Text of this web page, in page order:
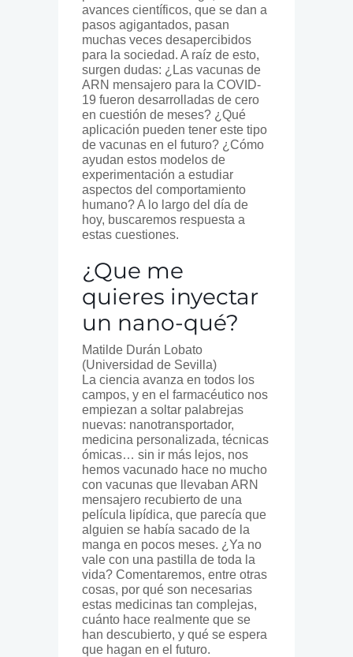
avances científicos, que se dan a
pasos agigantados, pasan
muchas veces desapercibidos
para la sociedad. A raíz de esto,
surgen dudas: ¿Las vacunas de
ARN mensajero para la COVID-
19 fueron desarrolladas de cero
en cuestión de meses? ¿Qué
aplicación pueden tener este tipo
de vacunas en el futuro? ¿Cómo
ayudan estos modelos de
experimentación a estudiar
aspectos del comportamiento
humano? A lo largo del día de
hoy, buscaremos respuesta a
estas cuestiones.
¿Que me
quieres inyectar
un nano-qué?
Matilde Durán Lobato
(Universidad de Sevilla)
La ciencia avanza en todos los
campos, y en el farmacéutico nos
empiezan a soltar palabrejas
nuevas: nanotransportador,
medicina personalizada, técnicas
ómicas… sin ir más lejos, nos
hemos vacunado hace no mucho
con vacunas que llevaban ARN
mensajero recubierto de una
película lipídica, que parecía que
alguien se había sacado de la
manga en pocos meses. ¿Ya no
vale con una pastilla de toda la
vida? Comentaremos, entre otras
cosas, por qué son necesarias
estas medicinas tan complejas,
cuánto hace realmente que se
han descubierto, y qué se espera
que hagan en el futuro.